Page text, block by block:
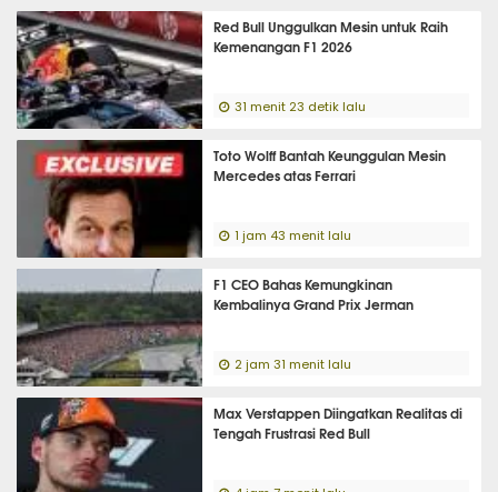
Red Bull Unggulkan Mesin untuk Raih
Kemenangan F1 2026
31 menit 23 detik lalu
Toto Wolff Bantah Keunggulan Mesin
Mercedes atas Ferrari
1 jam 43 menit lalu
F1 CEO Bahas Kemungkinan
Kembalinya Grand Prix Jerman
2 jam 31 menit lalu
Max Verstappen Diingatkan Realitas di
Tengah Frustrasi Red Bull